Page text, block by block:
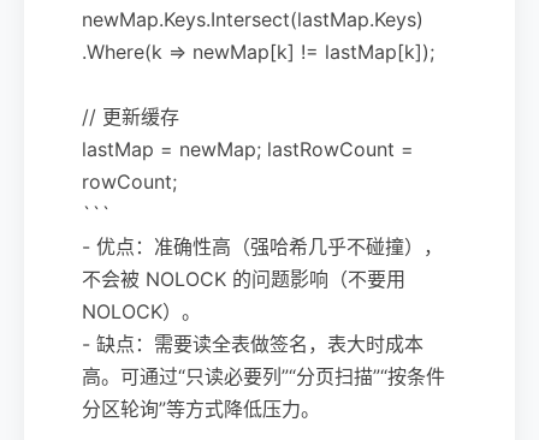
newMap.Keys.Intersect(lastMap.Keys)
.Where(k => newMap[k] != lastMap[k]);
// 更新缓存
lastMap = newMap; lastRowCount =
rowCount;
```
- 优点：准确性高（强哈希几乎不碰撞），
不会被 NOLOCK 的问题影响（不要用
NOLOCK）。
- 缺点：需要读全表做签名，表大时成本
高。可通过“只读必要列”“分页扫描”“按条件
分区轮询”等方式降低压力。